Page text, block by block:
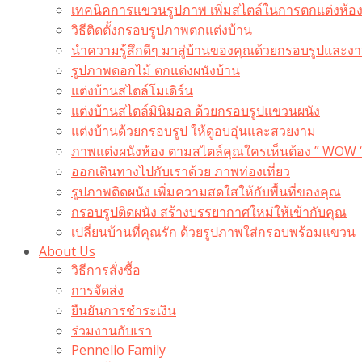
เทคนิคการแขวนรูปภาพ เพิ่มสไตล์ในการตกแต่งห้อง
วิธีติดตั้งกรอบรูปภาพตกแต่งบ้าน
นำความรู้สึกดีๆ มาสู่บ้านของคุณด้วยกรอบรูปและง
รูปภาพดอกไม้ ตกแต่งผนังบ้าน
แต่งบ้านสไตล์โมเดิร์น
แต่งบ้านสไตล์มินิมอล ด้วยกรอบรูปแขวนผนัง
แต่งบ้านด้วยกรอบรูป ให้ดูอบอุ่นและสวยงาม
ภาพแต่งผนังห้อง ตามสไตล์คุณใครเห็นต้อง ” WOW
ออกเดินทางไปกับเราด้วย ภาพท่องเที่ยว
รูปภาพติดผนัง เพิ่มความสดใสให้กับพื้นที่ของคุณ
กรอบรูปติดผนัง สร้างบรรยากาศใหม่ให้เข้ากับคุณ
เปลี่ยนบ้านที่คุณรัก ด้วยรูปภาพใส่กรอบพร้อมแขวน​
About Us
วิธีการสั่งซื้อ
การจัดส่ง
ยืนยันการชำระเงิน
ร่วมงานกับเรา
Pennello Family